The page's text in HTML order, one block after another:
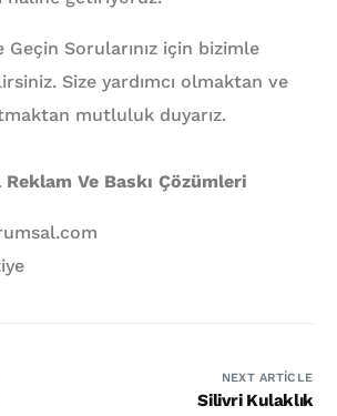
Sorularınız için bizimle
Size yardımcı olmaktan ve
mutluluk duyarız.
Reklam Ve Baskı Çözümleri
NEXT ARTICLE
Silivri Kulaklık